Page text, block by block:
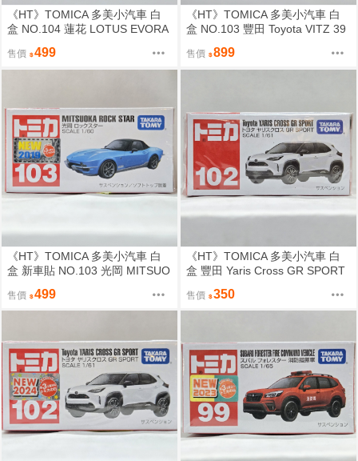
《HT》TOMICA 多美小汽車 白
盒 NO.104 蓮花 LOTUS EVORA
售價 499
《HT》TOMICA 多美小汽車 白
盒 NO.103 豐田 Toyota VITZ 39
售價 899
《HT》TOMICA 多美小汽車 白
盒 新車貼 NO.103 光岡 MITSUO
售價 499
《HT》TOMICA 多美小汽車 白
盒 豐田 Yaris Cross GR SPORT
售價 350